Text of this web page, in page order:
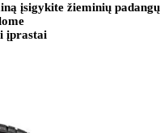
įsigykite žieminių padangų
įprastai